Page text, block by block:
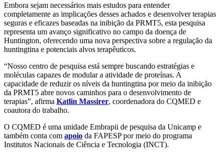
Embora sejam necessários mais estudos para entender
completamente as implicações desses achados e desenvolver terapias
seguras e eficazes baseadas na inibição da PRMT5, esta pesquisa
representa um avanço significativo no campo da doença de
Huntington, oferecendo uma nova perspectiva sobre a regulação da
huntingtina e potenciais alvos terapêuticos.
“Nosso centro de pesquisa está sempre buscando estratégias e
moléculas capazes de modular a atividade de proteínas. A
capacidade de reduzir os níveis da huntingtina por meio da inibição
da PRMT5 abre novos caminhos para o desenvolvimento de
terapias”, afirma Katlin Massirer, coordenadora do CQMED e
coautora do trabalho.
O CQMED é uma unidade Embrapii de pesquisa da Unicamp e
também conta com apoio da FAPESP por meio do programa
Institutos Nacionais de Ciência e Tecnologia (INCT).